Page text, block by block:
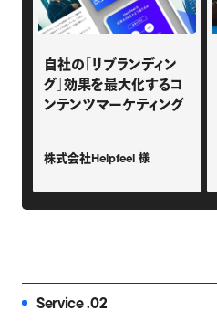
自社の「リブランディン
グ」効果を最大化するコ
ンテンツマーケティング
株式会社Helpfeel 様
Service .02